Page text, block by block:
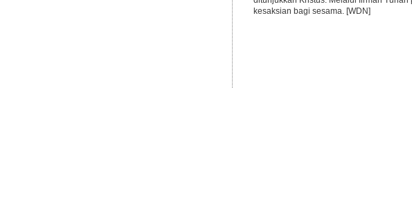
kesaksian bagi sesama. [WDN]